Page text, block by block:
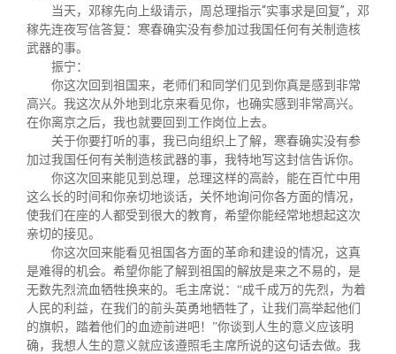
当天，邓稼先向上级请示，周总理指示“实事求是回复”，邓
稼先连夜写信答复：寒春确实没有参加过我国任何有关制造核
武器的事。
振宁：
你这次回到祖国来，老师们和同学们见到你真是感到非常
高兴。我这次从外地到北京来看见你，也确实感到非常高兴。
在你离京之后，我也就要回到工作岗位上去。
关于你要打听的事，我已向组织上了解，寒春确实没有参
加过我国任何有关制造核武器的事，我特地写这封信告诉你。
你这次回来能见到总理，总理这样的高龄，能在百忙中用
这么长的时间和你亲切地谈话，关怀地询问你各方面的情况，
使我们在座的人都受到很大的教育，希望你能经常地想起这次
亲切的接见。
你这次回来能看见祖国各方面的革命和建设的情况，这真
是难得的机会。希望你能了解到祖国的解放是来之不易的，是
无数先烈流血牺牲换来的。毛主席说：“成千成万的先烈，为着
人民的利益，在我们的前头英勇地牺牲了，让我们高举起他们
的旗帜，踏着他们的血迹前进吧！”你谈到人生的意义应该明
确，我想人生的意义就应该遵照毛主席所说的这句话去做。我